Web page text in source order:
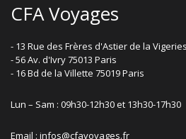
CFA Voyages
- 13 Rue des Frères d'Astier de la
- 56 Av. d'Ivry 75013 Paris
- 16 Bd de la Villette 75019 Paris
Lun – Sam : 09h30-12h30 et 13h30-17h30
Email : infos@cfavoyages.fr